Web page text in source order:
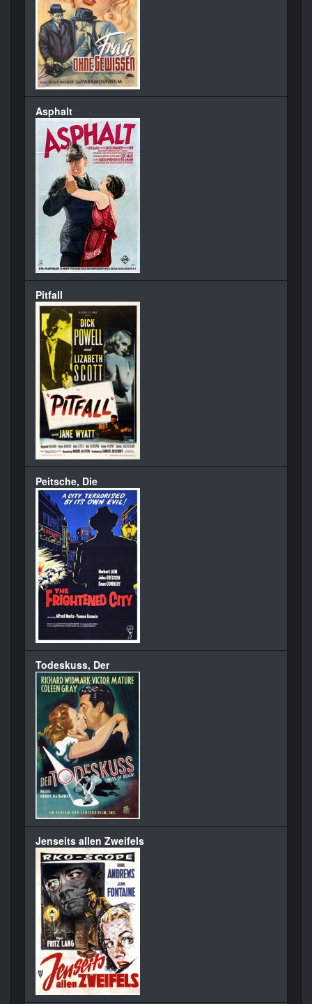
Asphalt
Pitfall
Peitsche, Die
Todeskuss, Der
Jenseits allen Zweifels